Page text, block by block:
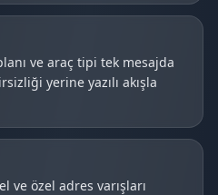
ve araç tipi tek mesajda
yerine yazılı akışla
ve özel adres varışları